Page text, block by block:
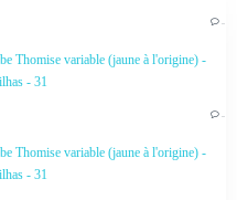
…
Thomise variable (jaune à l'origine) -
- 31
…
Thomise variable (jaune à l'origine) -
- 31